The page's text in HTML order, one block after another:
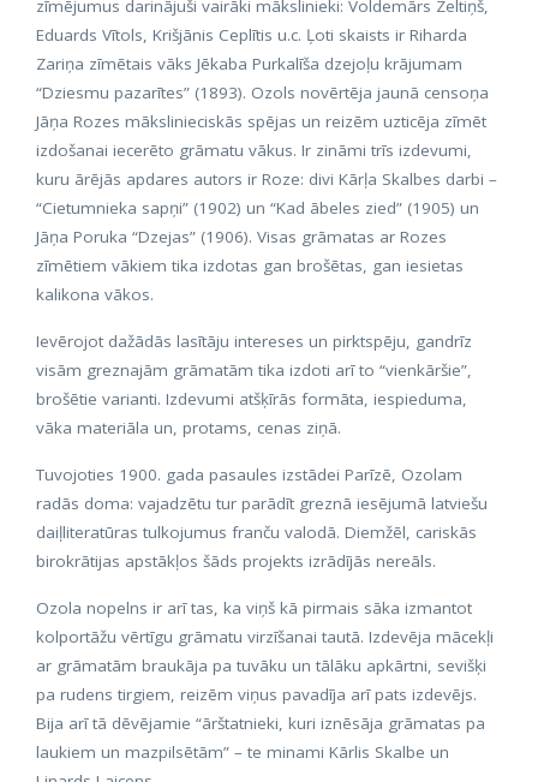
zīmējumus darinājuši vairāki mākslinieki: Voldemārs Zeltiņš,
Eduards Vītols, Krišjānis Ceplītis u.c. Ļoti skaists ir Riharda
Zariņa zīmētais vāks Jēkaba Purkalīša dzejoļu krājumam
“Dziesmu pazarītes” (1893). Ozols novērtēja jaunā censoņa
Jāņa Rozes mākslinieciskās spējas un reizēm uzticēja zīmēt
izdošanai iecerēto grāmatu vākus. Ir zināmi trīs izdevumi,
kuru ārējās apdares autors ir Roze: divi Kārļa Skalbes darbi –
“Cietumnieka sapņi” (1902) un “Kad ābeles zied” (1905) un
Jāņa Poruka “Dzejas” (1906). Visas grāmatas ar Rozes
zīmētiem vākiem tika izdotas gan brošētas, gan iesietas
kalikona vākos.
Ievērojot dažādās lasītāju intereses un pirktspēju, gandrīz
visām greznajām grāmatām tika izdoti arī to “vienkāršie”,
brošētie varianti. Izdevumi atšķīrās formāta, iespieduma,
vāka materiāla un, protams, cenas ziņā.
Tuvojoties 1900. gada pasaules izstādei Parīzē, Ozolam
radās doma: vajadzētu tur parādīt greznā iesējumā latviešu
daiļliteratūras tulkojumus franču valodā. Diemžēl, cariskās
birokrātijas apstākļos šāds projekts izrādījās nereāls.
Ozola nopelns ir arī tas, ka viņš kā pirmais sāka izmantot
kolportāžu vērtīgu grāmatu virzīšanai tautā. Izdevēja mācekļi
ar grāmatām braukāja pa tuvāku un tālāku apkārtni, sevišķi
pa rudens tirgiem, reizēm viņus pavadīja arī pats izdevējs.
Bija arī tā dēvējamie “ārštatnieki, kuri iznēsāja grāmatas pa
laukiem un mazpilsētām” – te minami Kārlis Skalbe un